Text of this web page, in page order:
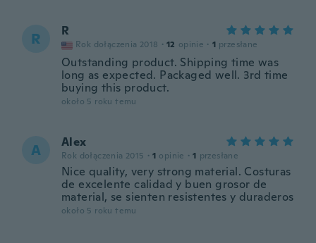
R R
Rok dołączenia 2018 · 12 opinie · 1 przesłane
Outstanding product. Shipping time was
long as expected. Packaged well. 3rd time
buying this product.
około 5 roku temu
A Alex
Rok dołączenia 2015 · 1 opinie · 1 przesłane
Nice quality, very strong material. Costuras
de excelente calidad y buen grosor de
material, se sienten resistentes y duraderos
około 5 roku temu